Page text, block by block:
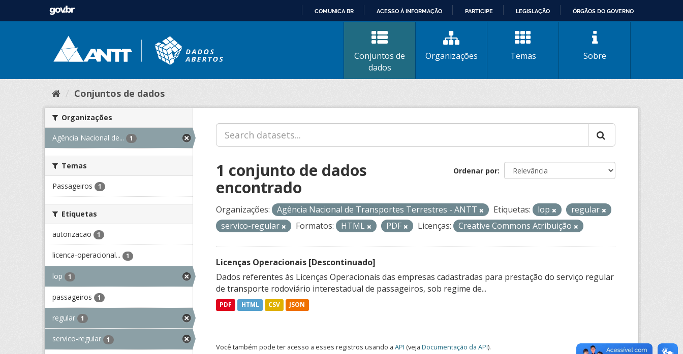
CONTEÚDO
COMUNICA BR ACESSO À INFORMAÇÃO PARTICIPE LEGISLAÇÃO ÓRGÃOS DO GOVERNO
Conjuntos de
dados
Organizações Temas Sobre
Conjuntos de dados
Organizações
Agência Nacional de... 1
Temas
Passageiros 1
Etiquetas
autorizacao 1
licenca-operacional... 1
lop 1
passageiros 1
regular 1
servico-regular 1
Ordenar por
1 conjunto de dados
encontrado
Organizações: Agência Nacional de Transportes Terrestres - ANTT Etiquetas: lop
regular
servico-regular
Formatos: HTML PDF Licenças: Creative Commons Atribuição
Licenças Operacionais [Descontinuado]
Dados referentes às Licenças Operacionais das empresas cadastradas para prestação do serviço regular
de transporte rodoviário interestadual de passageiros, sob regime de...
PDF HTML CSV JSON
Você também pode ter acesso a esses registros usando a API (veja Documentação da API).